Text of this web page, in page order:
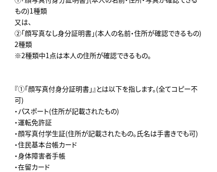
もの)1種類
又は、
②「顔写真なし身分証明書」(本人の名前・住所が確認できるもの)
2種類
※2種類中1点は本人の住所が確認できるもの。
『①「顔写真付身分証明書」』とは以下を指します。(全てコピー不
可)
・パスポート(住所が記載されたもの)
・運転免許証
・顔写真付学生証(住所が記載されたもの。氏名は手書きでも可)
・住民基本台帳カード
・身体障害者手帳
・在留カード